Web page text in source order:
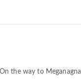
the way to Meganagna